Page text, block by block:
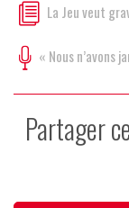
La Jeu veut
« Nous n’avons
Partager